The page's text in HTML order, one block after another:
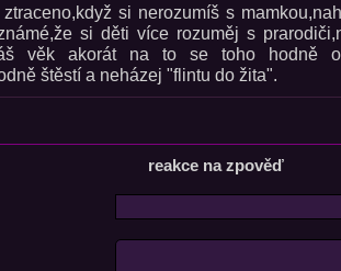
si nerozumíš s
si děti více rozuměj s
věk akorát na to se toho hodně
štěstí a neházej "flintu do žita".
reakce na zpověď